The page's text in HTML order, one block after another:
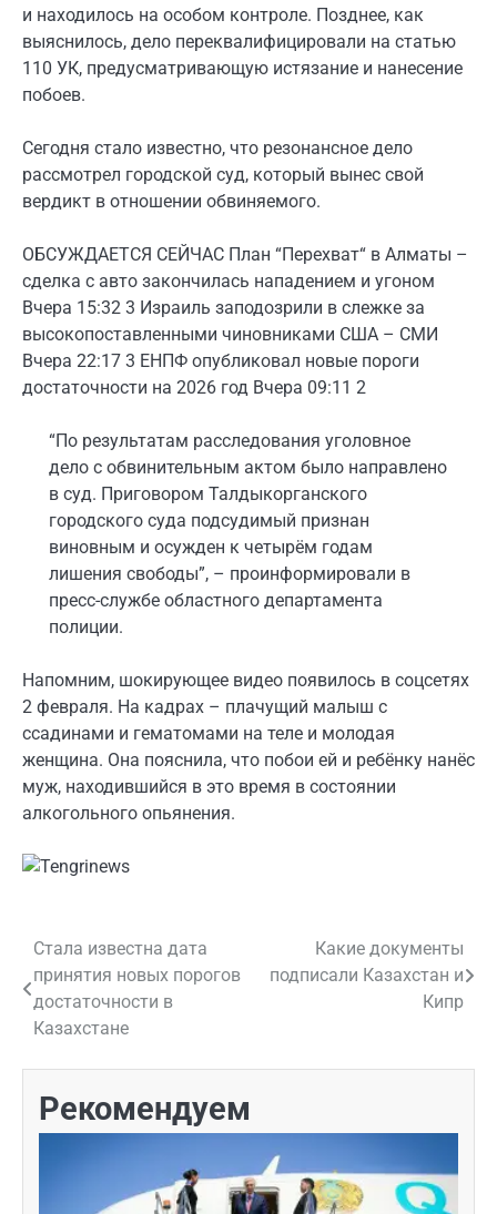
и находилось на особом контроле. Позднее, как
выяснилось, дело переквалифицировали на статью
110 УК, предусматривающую истязание и нанесение
побоев.
Сегодня стало известно, что резонансное дело
рассмотрел городской суд, который вынес свой
вердикт в отношении обвиняемого.
ОБСУЖДАЕТСЯ СЕЙЧАС План “Перехват“ в Алматы –
сделка с авто закончилась нападением и угоном
Вчера 15:32 3 Израиль заподозрили в слежке за
высокопоставленными чиновниками США – СМИ
Вчера 22:17 3 ЕНПФ опубликовал новые пороги
достаточности на 2026 год Вчера 09:11 2
“По результатам расследования уголовное
дело с обвинительным актом было направлено
в суд. Приговором Талдыкорганского
городского суда подсудимый признан
виновным и осужден к четырём годам
лишения свободы”, – проинформировали в
пресс-службе областного департамента
полиции.
Напомним, шокирующее видео появилось в соцсетях
2 февраля. На кадрах – плачущий малыш с
ссадинами и гематомами на теле и молодая
женщина. Она пояснила, что побои ей и ребёнку нанёс
муж, находившийся в это время в состоянии
алкогольного опьянения.
Навигация
по
записям
Стала известна дата
принятия новых порогов
достаточности в
Казахстане
Какие документы
подписали Казахстан и
Кипр
Рекомендуем